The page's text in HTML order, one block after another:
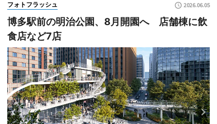
フォトフラッシュ 2026.06.05
博多駅前の明治公園、8月開園へ 店舗棟に飲
食店など7店